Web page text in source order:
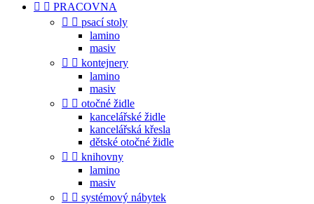
  PRACOVNA
  psací stoly
lamino
masiv
  kontejnery
lamino
masiv
  otočné židle
kancelářské židle
kancelářská křesla
dětské otočné židle
  knihovny
lamino
masiv
  systémový nábytek